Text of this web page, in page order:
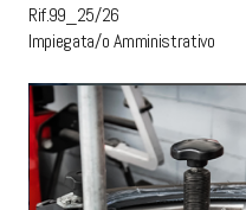
Rif.99_25/26
Impiegata/o Amministrativo